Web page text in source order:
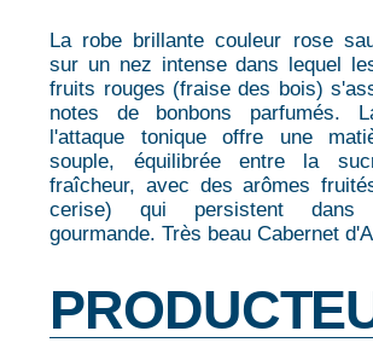
La robe brillante couleur rose
sur un nez intense dans lequel
fruits rouges (fraise des bois)
notes de bonbons parfumés.
l'attaque tonique offre une
souple, équilibrée entre la
fraîcheur, avec des arômes
cerise) qui persistent dans
gourmande. Très beau Cabernet